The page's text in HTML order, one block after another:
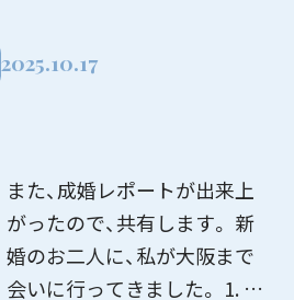
2025.10.17
また、成婚レポートが出来上
がったので、共有します。 新
婚のお二人に、私が大阪まで
会いに行ってきました。 1. プ